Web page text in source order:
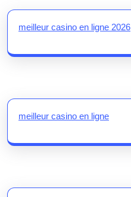
meilleur casino en ligne 2026
meilleur casino en ligne